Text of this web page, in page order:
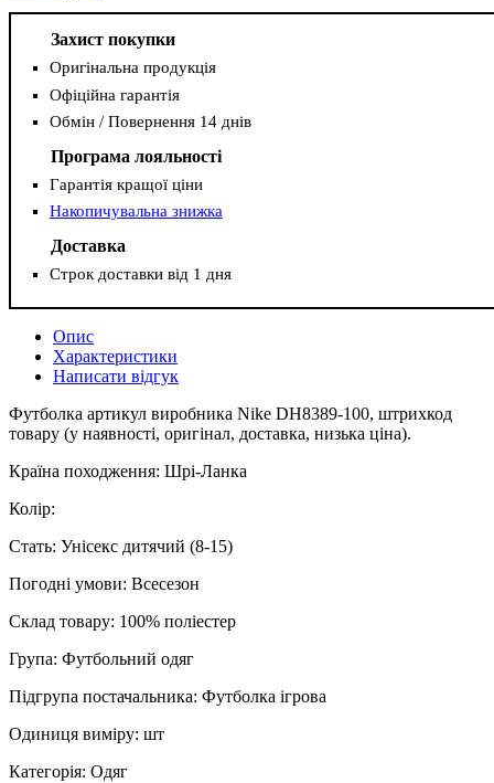
Захист покупки
Оригінальна продукція
Офіційна гарантія
Обмін / Повернення 14 днів
Програма лояльності
Гарантія кращої ціни
Накопичувальна знижка
Доставка
Строк доставки від 1 дня
Опис
Характеристики
Написати відгук
Футболка артикул виробника Nike DH8389-100, штрихкод
товару (у наявності, оригінал, доставка, низька ціна).
Країна походження: Шрi-Ланка
Колір:
Стать: Унісекс дитячий (8-15)
Погодні умови: Всесезон
Склад товару: 100% поліестер
Група: Футбольний одяг
Підгрупа постачальника: Футболка ігрова
Одиниця виміру: шт
Категорія: Одяг